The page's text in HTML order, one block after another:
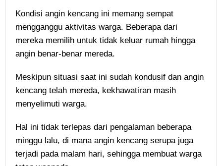
Kondisi angin kencang ini memang sempat
mengganggu aktivitas warga. Beberapa dari
mereka memilih untuk tidak keluar rumah hingga
angin benar-benar mereda.
Meskipun situasi saat ini sudah kondusif dan angin
kencang telah mereda, kekhawatiran masih
menyelimuti warga.
Hal ini tidak terlepas dari pengalaman beberapa
minggu lalu, di mana angin kencang serupa juga
terjadi pada malam hari, sehingga membuat warga